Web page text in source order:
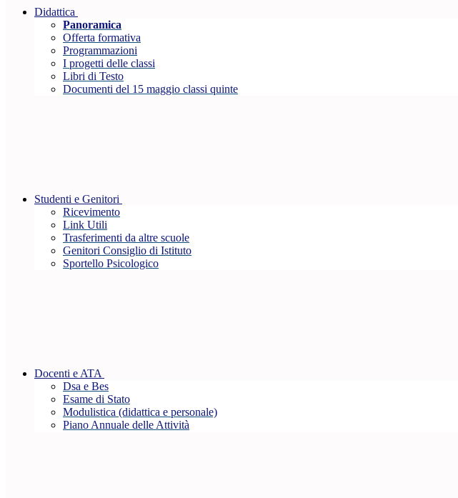
Didattica
Panoramica
Offerta formativa
Programmazioni
I progetti delle classi
Libri di Testo
Documenti del 15 maggio classi quinte
Studenti e Genitori
Ricevimento
Link Utili
Trasferimenti da altre scuole
Genitori Consiglio di Istituto
Sportello Psicologico
Docenti e ATA
Dsa e Bes
Esame di Stato
Modulistica (didattica e personale)
Piano Annuale delle Attività